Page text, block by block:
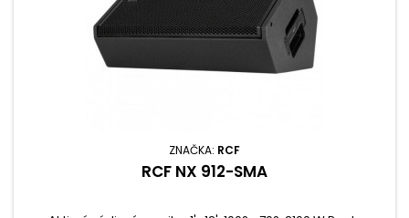
ZNAČKA: RCF
RCF NX 912-SMA